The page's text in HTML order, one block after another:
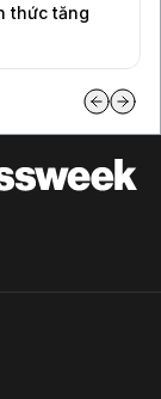
thức tăng